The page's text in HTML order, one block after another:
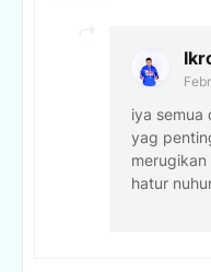
iya semua
yag
merugikan
hatur